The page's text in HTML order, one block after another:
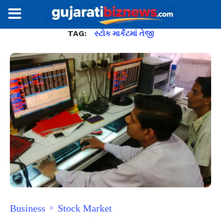
TAG: સ્ટોક માર્કેટમાં તેજી
Business Stock Market